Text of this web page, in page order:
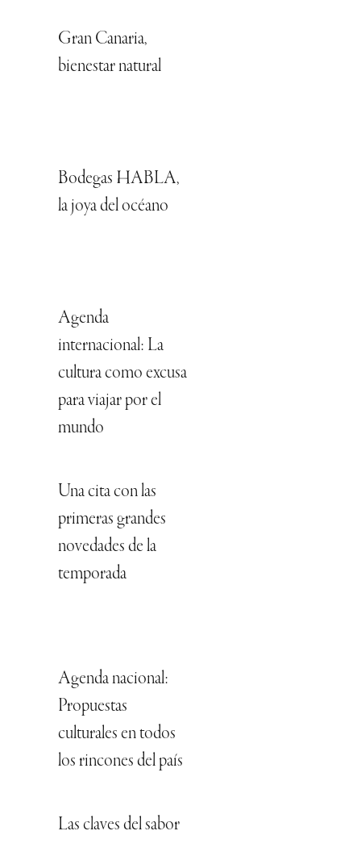
Gran Canaria,
bienestar natural
Bodegas HABLA,
la joya del océano
Agenda
internacional: La
cultura como excusa
para viajar por el
mundo
Una cita con las
primeras grandes
novedades de la
temporada
Agenda nacional:
Propuestas
culturales en todos
los rincones del país
Las claves del sabor